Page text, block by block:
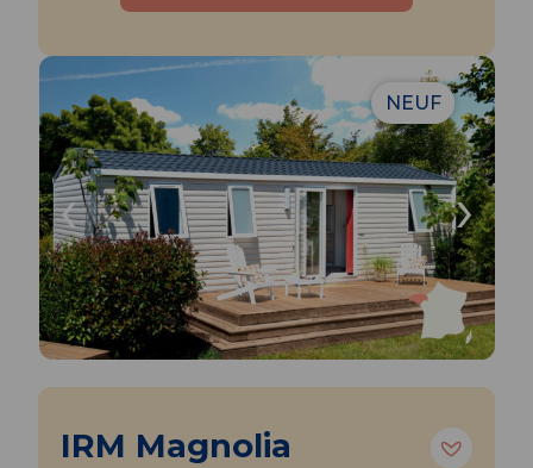
NEUF
‹ ›
IRM Magnolia